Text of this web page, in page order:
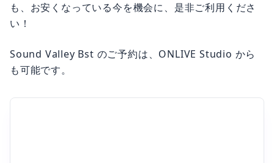
も、お安くなっている今を機会に、是非ご利用くださ
い！
Sound Valley Bst のご予約は、ONLIVE Studio から
も可能です。